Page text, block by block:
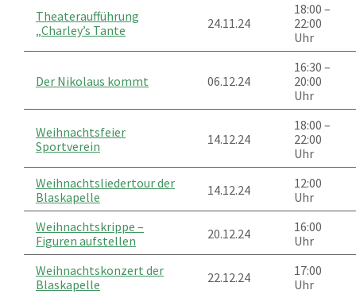
Theateraufführung
„Charley’s Tante
24.11.24
18:00 –
22:00
Uhr
Der Nikolaus kommt 06.12.24
16:30 –
20:00
Uhr
Weihnachtsfeier
Sportverein
14.12.24
18:00 –
22:00
Uhr
Weihnachtsliedertour der
Blaskapelle
14.12.24
12:00
Uhr
Weihnachtskrippe –
Figuren aufstellen
20.12.24
16:00
Uhr
Weihnachtskonzert der
Blaskapelle
22.12.24
17:00
Uhr